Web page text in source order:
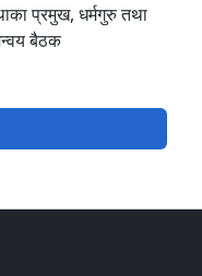
प्रमुख, धर्मगुरु तथा
बैठक